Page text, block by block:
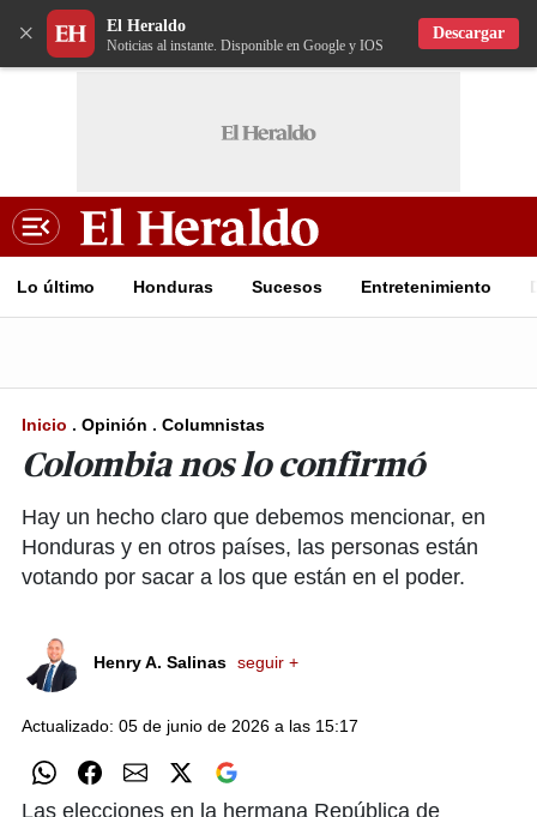
× El Heraldo
Noticias al instante. Disponible en Google y IOS
Descargar
Lo último Honduras Sucesos Entretenimiento
Inicio . Opinión . Columnistas
Colombia nos lo confirmó
Hay un hecho claro que debemos mencionar, en
Honduras y en otros países, las personas están
votando por sacar a los que están en el poder.
Henry A. Salinas seguir +
Actualizado: 05 de junio de 2026 a las 15:17
Las elecciones en la hermana República de